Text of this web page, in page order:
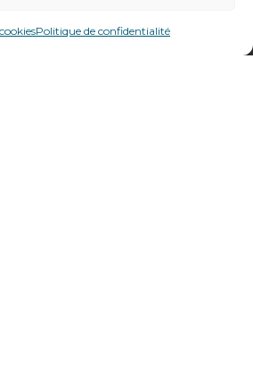
Politique de confidentialité
sur Saône